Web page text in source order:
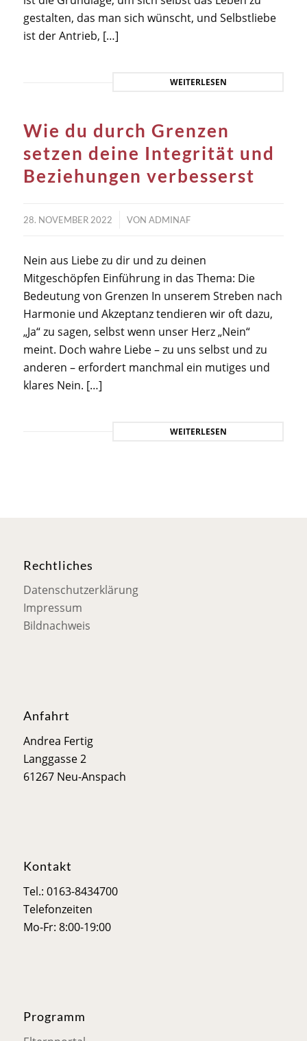
gestalten, das man sich wünscht, und Selbstliebe
ist der Antrieb, […]
WEITERLESEN
Wie du durch Grenzen
setzen deine Integrität und
Beziehungen verbesserst
28. NOVEMBER 2022
/ VON ADMINAF
Nein aus Liebe zu dir und zu deinen
Mitgeschöpfen Einführung in das Thema: Die
Bedeutung von Grenzen In unserem Streben nach
Harmonie und Akzeptanz tendieren wir oft dazu,
„Ja“ zu sagen, selbst wenn unser Herz „Nein“
meint. Doch wahre Liebe – zu uns selbst und zu
anderen – erfordert manchmal ein mutiges und
klares Nein. […]
WEITERLESEN
Rechtliches
Datenschutzerklärung
Impressum
Bildnachweis
Anfahrt
Andrea Fertig
Langgasse 2
61267 Neu-Anspach
Kontakt
Tel.: 0163-8434700
Telefonzeiten
Mo-Fr: 8:00-19:00
Programm